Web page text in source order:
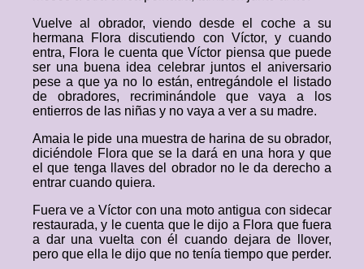
Vuelve al obrador, viendo desde el coche a su
hermana Flora discutiendo con Víctor, y cuando
entra, Flora le cuenta que Víctor piensa que puede
ser una buena idea celebrar juntos el aniversario
pese a que ya no lo están, entregándole el listado
de obradores, recriminándole que vaya a los
entierros de las niñas y no vaya a ver a su madre.
Amaia le pide una muestra de harina de su obrador,
diciéndole Flora que se la dará en una hora y que
el que tenga llaves del obrador no le da derecho a
entrar cuando quiera.
Fuera ve a Víctor con una moto antigua con sidecar
restaurada, y le cuenta que le dijo a Flora que fuera
a dar una vuelta con él cuando dejara de llover,
pero que ella le dijo que no tenía tiempo que perder.